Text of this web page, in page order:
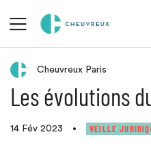
Retour aux actualités
Cheuvreux Paris
Les évolutions
14 Fév 2023 • VEILLE